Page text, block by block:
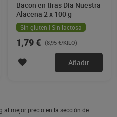
Bacon en tiras Dia Nuestra
Alacena 2 x 100 g
Sin gluten | Sin lactosa
1,79 € (8,95 €/KILO)
Añadir
al mejor precio en la sección de